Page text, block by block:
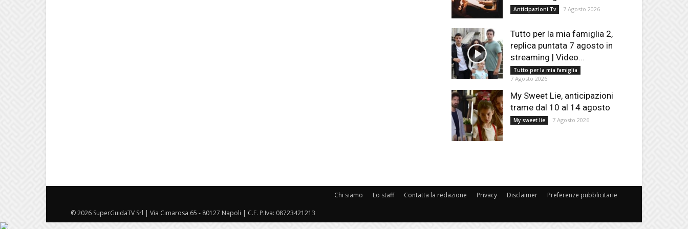
Anticipazioni Tv 7 Agosto 2026
Tutto per la mia famiglia 2,
replica puntata 7 agosto in
streaming | Video...
Tutto per la mia famiglia
7 Agosto 2026
My Sweet Lie, anticipazioni
trame dal 10 al 14 agosto
My sweet lie 7 Agosto 2026
Chi siamo Lo staff Contatta la redazione Privacy Disclaimer Preferenze pubblicitarie
© 2026 SuperGuidaTV Srl | Via Cimarosa 65 - 80127 Napoli | C.F. P.Iva: 08723421213